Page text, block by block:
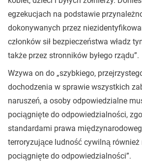
egzekucjach na podstawie
dokonywanych przez
członków sił bezpieczeństwa władz
także przez stronników byłego rządu”.
Wzywa on do „szybkiego,
dochodzenia w sprawie wszystkich
naruszeń, a osoby odpowiedzialne
pociągnięte do odpowiedzialności,
standardami prawa
terroryzujące ludność cywilną
pociągnięte do odpowiedzialności”.